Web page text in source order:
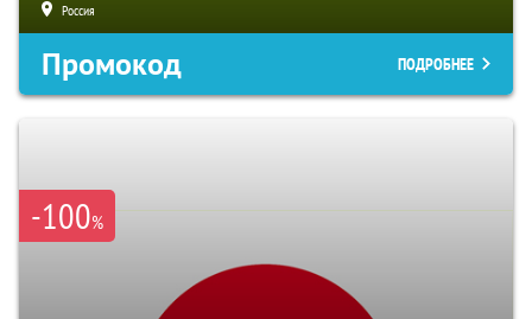
Россия
Промокод ПОДРОБНЕЕ
-100%